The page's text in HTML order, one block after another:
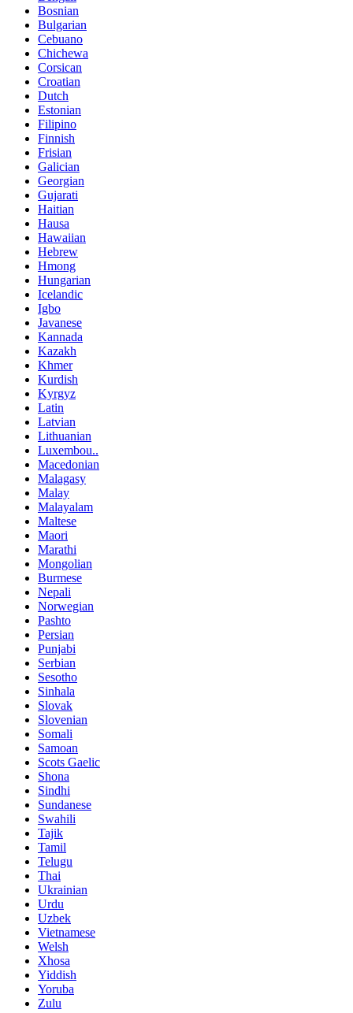
Bosnian
Bulgarian
Cebuano
Chichewa
Corsican
Croatian
Dutch
Estonian
Filipino
Finnish
Frisian
Galician
Georgian
Gujarati
Haitian
Hausa
Hawaiian
Hebrew
Hmong
Hungarian
Icelandic
Igbo
Javanese
Kannada
Kazakh
Khmer
Kurdish
Kyrgyz
Latin
Latvian
Lithuanian
Luxembou..
Macedonian
Malagasy
Malay
Malayalam
Maltese
Maori
Marathi
Mongolian
Burmese
Nepali
Norwegian
Pashto
Persian
Punjabi
Serbian
Sesotho
Sinhala
Slovak
Slovenian
Somali
Samoan
Scots Gaelic
Shona
Sindhi
Sundanese
Swahili
Tajik
Tamil
Telugu
Thai
Ukrainian
Urdu
Uzbek
Vietnamese
Welsh
Xhosa
Yiddish
Yoruba
Zulu